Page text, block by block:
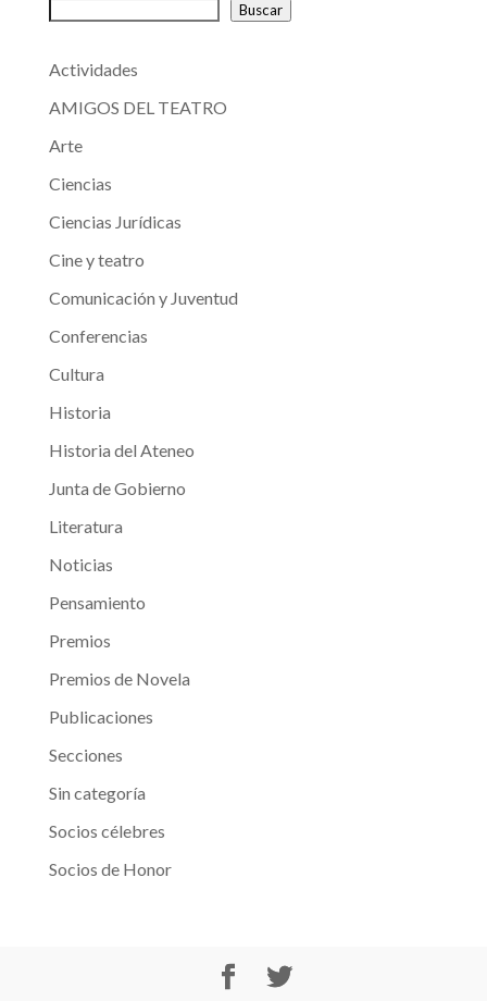
Buscar
Actividades
AMIGOS DEL TEATRO
Arte
Ciencias
Ciencias Jurídicas
Cine y teatro
Comunicación y Juventud
Conferencias
Cultura
Historia
Historia del Ateneo
Junta de Gobierno
Literatura
Noticias
Pensamiento
Premios
Premios de Novela
Publicaciones
Secciones
Sin categoría
Socios célebres
Socios de Honor